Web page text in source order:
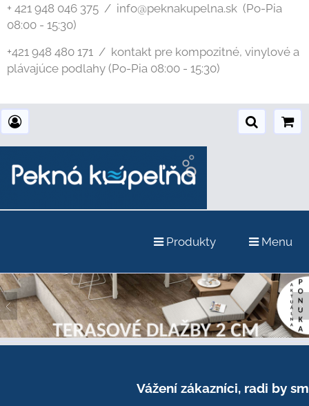
+ 421 948 046 375 / info@peknakupelna.sk (Po-Pia
08:00 - 15:30)
+421 948 480 171 / kontakt pre kompozitné, vinylové a
plávajúce podlahy (Po-Pia 08:00 - 15:30)
Produkty Menu
Vážení zákazníci, radi by